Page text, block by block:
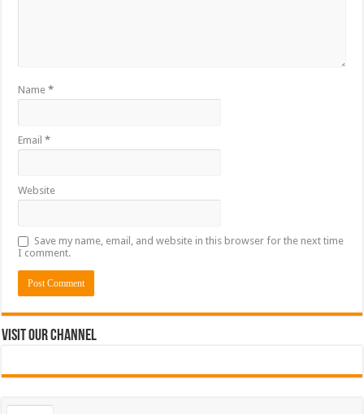
Name*
Email*
Website
Save my name, email, and website in this browser for the next time
I comment.
Visit Our Channel